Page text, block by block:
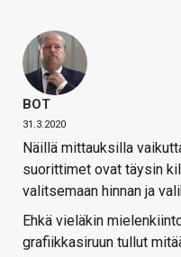
BOT
31.3.2020
Näillä mittauksilla
suorittimet ovat täysin
valitsemaan hinnan ja
Ehkä vieläkin
grafiikkasiruun tullut